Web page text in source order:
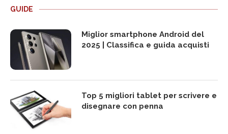
GUIDE
Miglior smartphone Android del
2025 | Classifica e guida acquisti
Top 5 migliori tablet per scrivere e
disegnare con penna